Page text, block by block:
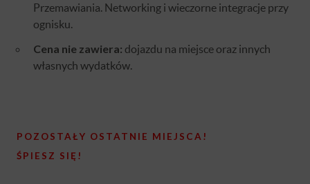
Przemawiania. Networking i wieczorne integracje przy
ognisku.
Cena nie zawiera: dojazdu na miejsce oraz innych
własnych wydatków.
POZOSTAŁY OSTATNIE MIEJSCA!
ŚPIESZ SIĘ!